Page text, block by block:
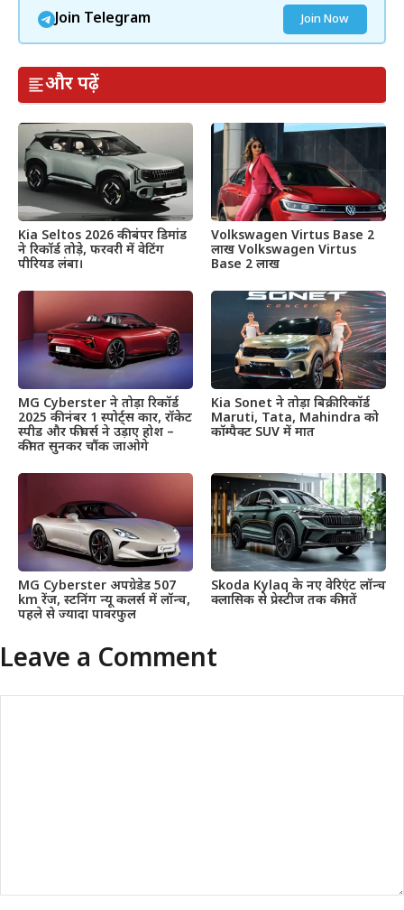
Join Telegram Join Now
और पढ़ें
Kia Seltos 2026 की बंपर डिमांड
ने रिकॉर्ड तोड़े, फरवरी में वेटिंग
पीरियड लंबा।
Volkswagen Virtus Base 2
लाख Volkswagen Virtus
Base 2 लाख
MG Cyberster ने तोड़ा रिकॉर्ड
2025 की नंबर 1 स्पोर्ट्स कार, रॉकेट
स्पीड और फीचर्स ने उड़ाए होश –
कीमत सुनकर चौंक जाओगे
Kia Sonet ने तोड़ा बिक्री रिकॉर्ड
Maruti, Tata, Mahindra को
कॉम्पैक्ट SUV में मात
MG Cyberster अपग्रेडेड 507
km रेंज, स्टनिंग न्यू कलर्स में लॉन्च,
पहले से ज्यादा पावरफुल
Skoda Kylaq के नए वेरिएंट लॉन्च
क्लासिक से प्रेस्टीज तक कीमतें
Leave a Comment